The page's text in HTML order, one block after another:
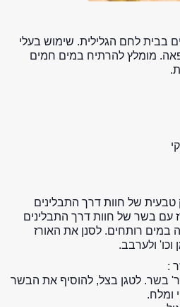
בבית לחם הגלילית. שימוש בעלי
מומלץ להרתיח במים חמים
אורז 1/2 שעה במים רותחים. לסנן את האורז
וכו' ולערבב.
:
כל כוס אורז 250 גר' בשר. לטגן בצל, להוסיף את הבשר
ומלח.